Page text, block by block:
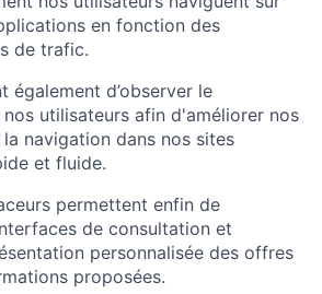
en fonction des
de trafic.
également d’observer le
utilisateurs afin d'améliorer nos
navigation dans nos sites
et fluide.
permettent enfin de
de consultation et
personnalisée des offres
proposées.